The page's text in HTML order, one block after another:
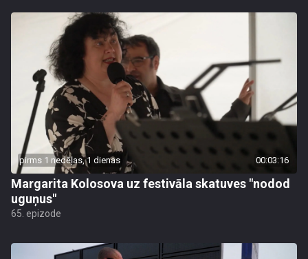
pirms 1 nedēļas, 1 dienas 00:03:16
Margarita Kolosova uz festivāla skatuves "nodod
uguņus"
65. epizode